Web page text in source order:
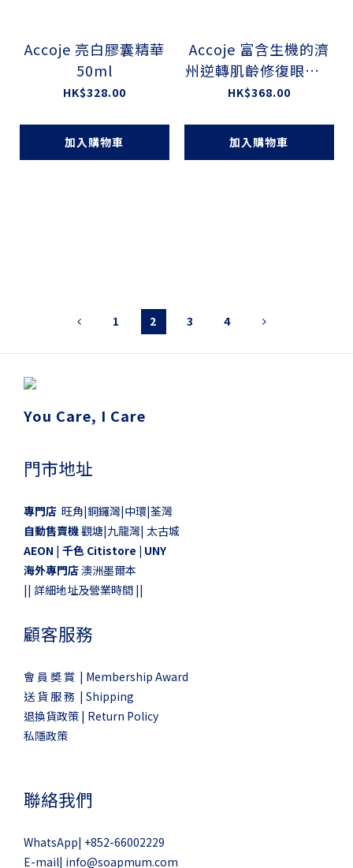
Accoje 亮白膠囊精華
50ml
HK$328.00
加入購物車
Accoje 富含生機的濟
州逆轉肌齡修復眼霜 3
0ml
HK$368.00
加入購物車
1 2 3 4
You Care, I Care
門市地址
專門店 旺角|銅鑼灣|中環|荃灣
自動售賣機觀塘|九龍灣| 太古城
AEON | 千色 Citistore | UNY
海外專門店澳洲墨爾本
|| 詳細地址及營業時間 ||
顧客服務
會 員 奬 賞 | Membership Award
送 貨 服 務 | Shipping
退換貨政策 | Return Policy
私隱政策
聯絡我們
WhatsApp| +852-66002229
E-mail| info@soapmum.com